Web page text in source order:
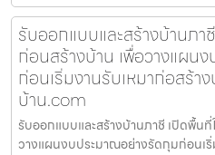
รับออกแบบและสร้างบ้านภ
ก่อนสร้างบ้าน เพื่อวางแผน
ก่อนเริ่มงานรับเหมาก่อสร้า
บ้าน.com
รับออกแบบและสร้างบ้านภาชี เปิดพื้น
วางแผนงบประมาณอย่างรัดกุมก่อนเริ่